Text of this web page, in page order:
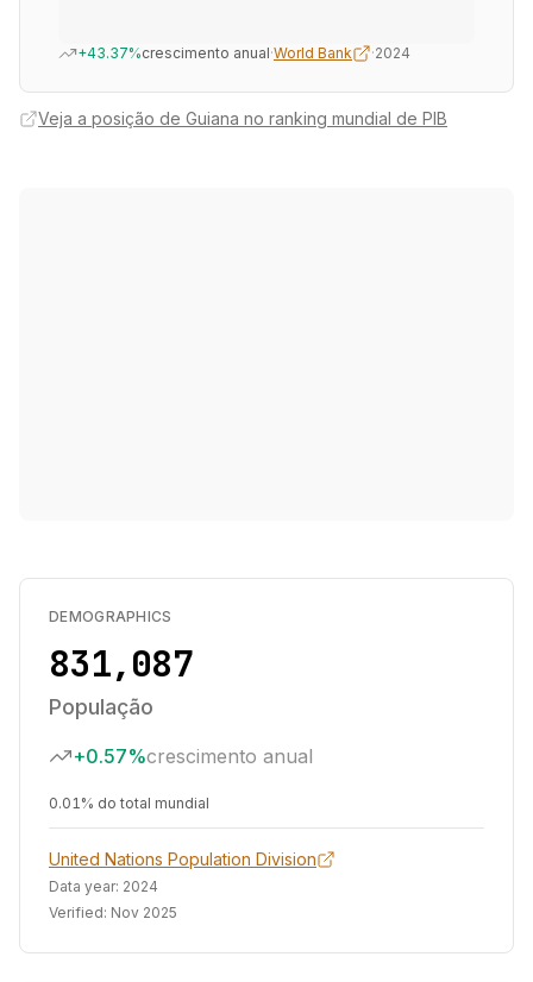
+43.37%crescimento anual·World Bank ·2024
Veja a posição de Guiana no ranking mundial de PIB
DEMOGRAPHICS
831,087
População
+0.57%crescimento anual
0.01% do total mundial
United Nations Population Division
Data year: 2024
Verified: Nov 2025